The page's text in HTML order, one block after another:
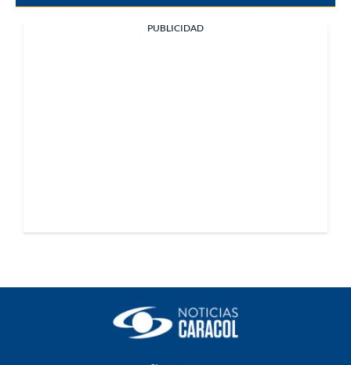
PUBLICIDAD